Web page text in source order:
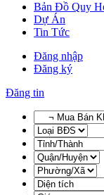
Bản Đồ Quy
Dự Án
Tin Tức
Đăng nhập
Đăng ký
Đăng tin